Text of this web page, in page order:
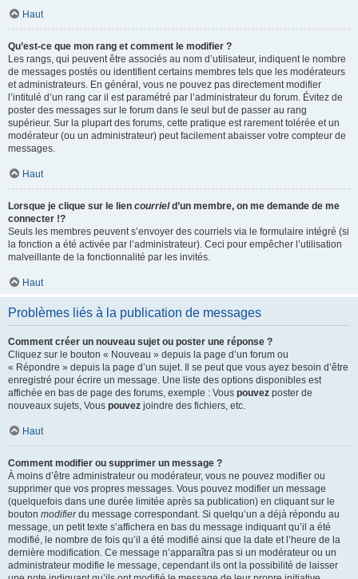
Haut
Qu’est-ce que mon rang et comment le modifier ?
Les rangs, qui peuvent être associés au nom d’utilisateur, indiquent le nombre
de messages postés ou identifient certains membres tels que les modérateurs
et administrateurs. En général, vous ne pouvez pas directement modifier
l’intitulé d’un rang car il est paramétré par l’administrateur du forum. Évitez de
poster des messages sur le forum dans le seul but de passer au rang
supérieur. Sur la plupart des forums, cette pratique est rarement tolérée et un
modérateur (ou un administrateur) peut facilement abaisser votre compteur de
messages.
Haut
Lorsque je clique sur le lien courrield’un membre, on me demande de me
connecter !?
Seuls les membres peuvent s’envoyer des courriels via le formulaire intégré (si
la fonction a été activée par l’administrateur). Ceci pour empêcher l’utilisation
malveillante de la fonctionnalité par les invités.
Haut
Problèmes liés à la publication de messages
Comment créer un nouveau sujet ou poster une réponse ?
Cliquez sur le bouton « Nouveau » depuis la page d’un forum ou
« Répondre » depuis la page d’un sujet. Il se peut que vous ayez besoin d’être
enregistré pour écrire un message. Une liste des options disponibles est
affichée en bas de page des forums, exemple : Vous pouvez poster de
nouveaux sujets, Vous pouvez joindre des fichiers, etc.
Haut
Comment modifier ou supprimer un message ?
À moins d’être administrateur ou modérateur, vous ne pouvez modifier ou
supprimer que vos propres messages. Vous pouvez modifier un message
(quelquefois dans une durée limitée après sa publication) en cliquant sur le
bouton modifierdu message correspondant. Si quelqu’un a déjà répondu au
message, un petit texte s’affichera en bas du message indiquant qu’il a été
modifié, le nombre de fois qu’il a été modifié ainsi que la date et l’heure de la
dernière modification. Ce message n’apparaîtra pas si un modérateur ou un
administrateur modifie le message, cependant ils ont la possibilité de laisser